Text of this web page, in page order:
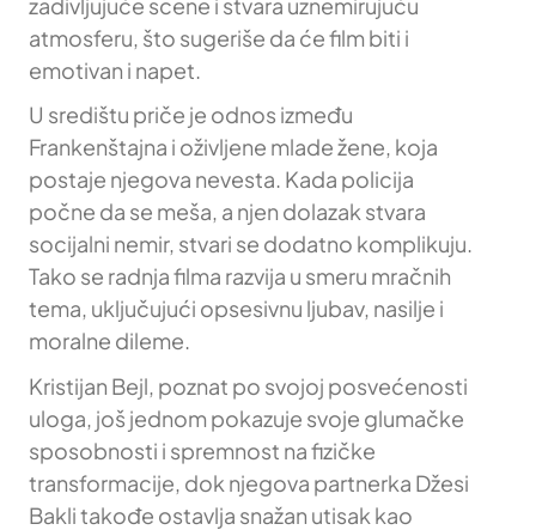
atmosferu, što sugeriše da će film biti i
emotivan i napet.
U središtu priče je odnos između
Frankenštajna i oživljene mlade žene, koja
postaje njegova nevesta. Kada policija
počne da se meša, a njen dolazak stvara
socijalni nemir, stvari se dodatno komplikuju.
Tako se radnja filma razvija u smeru mračnih
tema, uključujući opsesivnu ljubav, nasilje i
moralne dileme.
Kristijan Bejl, poznat po svojoj posvećenosti
uloga, još jednom pokazuje svoje glumačke
sposobnosti i spremnost na fizičke
transformacije, dok njegova partnerka Džesi
Bakli takođe ostavlja snažan utisak kao